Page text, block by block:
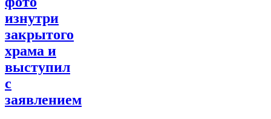
изнутри
закрытого
храма и
выступил
с
заявлением